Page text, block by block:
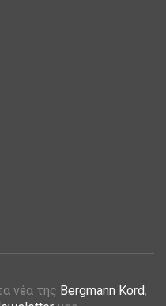
νέα της Bergmann Kord,